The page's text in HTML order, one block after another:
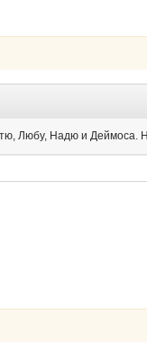
Любу, Надю и Деймоса.